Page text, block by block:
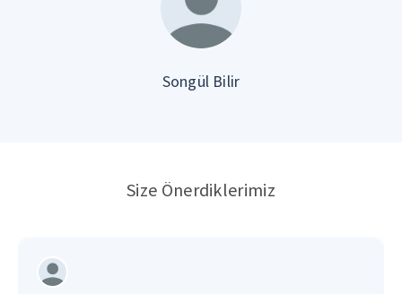
Songül Bilir
Size Önerdiklerimiz